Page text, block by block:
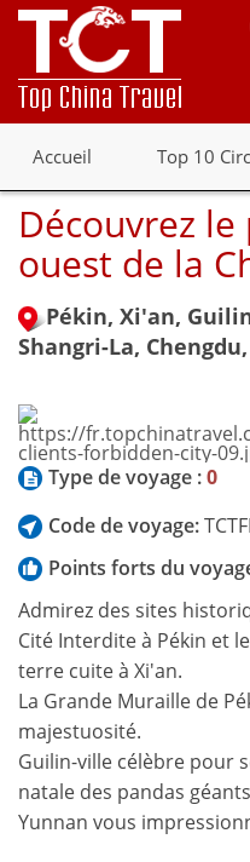
Accueil Top 10
Découvrez
ouest de la
Pékin, Xi'an,
Shangri-La,
Type de voyage :0
Code de voyage:
Points forts du
Admirez des sites
Cité Interdite à Pékin et
terre cuite à Xi'an.
La Grande Muraille de
majestuosité.
Guilin-ville célèbre pour
natale des pandas
Yunnan vous